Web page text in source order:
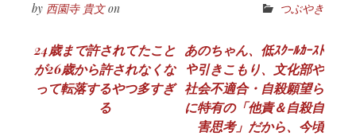
by 西園寺 貴文on つぶやき
投
稿
24歳まで許されてたこと
が26歳から許されなくな
って転落するやつ多すぎ
る
あのちゃん、低ｽｸｰﾙｶｰｽﾄ
や引きこもり、文化部や
社会不適合・自殺願望ら
に特有の「他責＆自殺自
害思考」だから、今頃